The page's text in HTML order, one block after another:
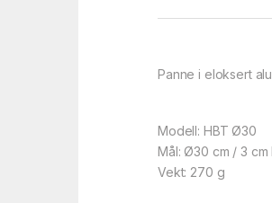
Panne i eloksert
Modell: HBT Ø30
Mål: Ø30 cm / 3 cm
Vekt: 270 g